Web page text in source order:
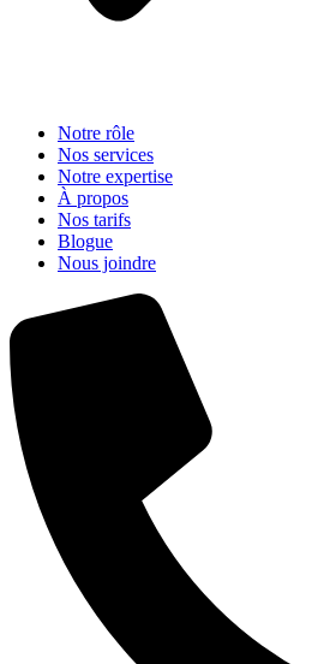
Notre rôle
Nos services
Notre expertise
À propos
Nos tarifs
Blogue
Nous joindre